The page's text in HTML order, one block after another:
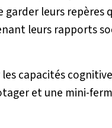
garder leurs repères
leurs rapports
capacités
et une mini-